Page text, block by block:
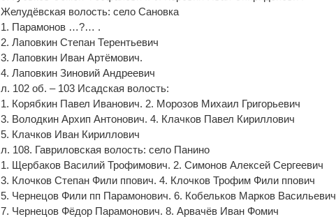
Желудёвская волость: село Сановка
1. Парамонов …?… .
2. Лаповкин Степан Терентьевич
3. Лаповкин Иван Артёмович.
4. Лаповкин Зиновий Андреевич
л. 102 об. – 103 Исадская волость:
1. Корябкин Павел Иванович. 2. Морозов Михаил Григорьевич
3. Володкин Архип Антонович. 4. Клачков Павел Кириллович
5. Клачков Иван Кириллович
л. 108. Гавриловская волость: cело Панино
1. Щербаков Василий Трофимович. 2. Симонов Алексей Сергеевич
3. Клочков Степан Фили ппович. 4. Клочков Трофим Фили ппович
5. Чернецов Фили пп Парамонович. 6. Кобельков Марков Васильевич
7. Чернецов Фёдор Парамонович. 8. Арвачёв Иван Фомич